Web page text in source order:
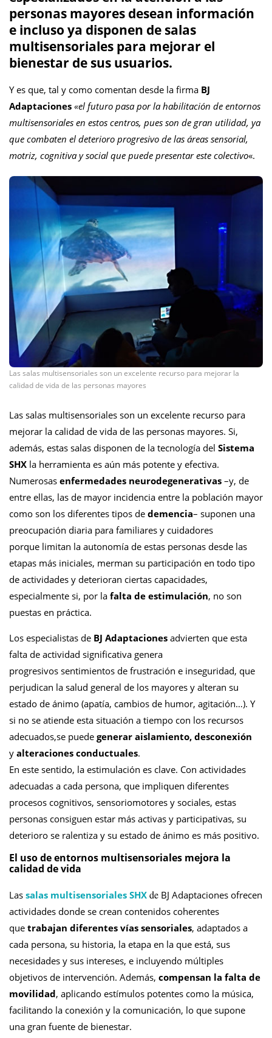
personas mayores desean información
e incluso ya disponen de salas
multisensoriales para mejorar el
bienestar de sus usuarios.
Y es que, tal y como comentan desde la firma BJ
Adaptaciones «el futuro pasa por la habilitación de entornos
multisensoriales en estos centros, pues son de gran utilidad, ya
que combaten el deterioro progresivo de las áreas sensorial,
motriz, cognitiva y social que puede presentar este colectivo«.
Las salas multisensoriales son un excelente recurso para mejorar la
calidad de vida de las personas mayores
Las salas multisensoriales son un excelente recurso para
mejorar la calidad de vida de las personas mayores. Si,
además, estas salas disponen de la tecnología del Sistema
SHX la herramienta es aún más potente y efectiva.
Numerosas enfermedades neurodegenerativas –y, de
entre ellas, las de mayor incidencia entre la población mayor
como son los diferentes tipos de demencia– suponen una
preocupación diaria para familiares y cuidadores
porque limitan la autonomía de estas personas desde las
etapas más iniciales, merman su participación en todo tipo
de actividades y deterioran ciertas capacidades,
especialmente si, por la falta de estimulación, no son
puestas en práctica.
Los especialistas de BJ Adaptaciones advierten que esta
falta de actividad significativa genera
progresivos sentimientos de frustración e inseguridad, que
perjudican la salud general de los mayores y alteran su
estado de ánimo (apatía, cambios de humor, agitación…). Y
si no se atiende esta situación a tiempo con los recursos
adecuados,se puede generar aislamiento, desconexión
y alteraciones conductuales.
En este sentido, la estimulación es clave. Con actividades
adecuadas a cada persona, que impliquen diferentes
procesos cognitivos, sensoriomotores y sociales, estas
personas consiguen estar más activas y participativas, su
deterioro se ralentiza y su estado de ánimo es más positivo.
El uso de entornos multisensoriales mejora la
calidad de vida
Las salas multisensoriales SHX de BJ Adaptaciones ofrecen
actividades donde se crean contenidos coherentes
que trabajan diferentes vías sensoriales, adaptados a
cada persona, su historia, la etapa en la que está, sus
necesidades y sus intereses, e incluyendo múltiples
objetivos de intervención. Además, compensan la falta de
movilidad, aplicando estímulos potentes como la música,
facilitando la conexión y la comunicación, lo que supone
una gran fuente de bienestar.